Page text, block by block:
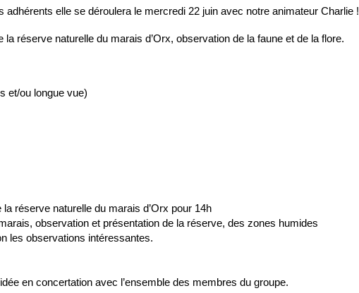
adhérents elle se déroulera le mercredi 22 juin avec notre animateur Charlie !
la réserve naturelle du marais d’Orx, observation de la faune et de la flore.
et/ou longue vue)
réserve naturelle du marais d’Orx pour 14h
observation et présentation de la réserve, des zones humides
les observations intéressantes.
en concertation avec l’ensemble des membres du groupe.